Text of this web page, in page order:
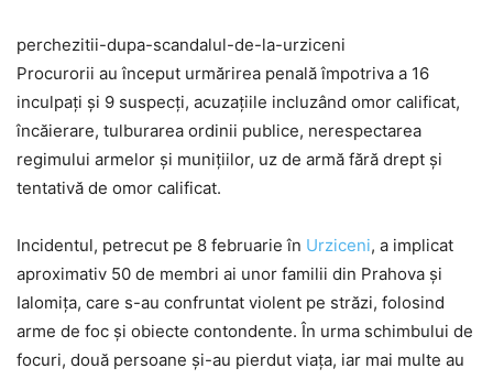
perchezitii-dupa-scandalul-de-la-urziceni
Procurorii au început urmărirea penală împotriva a 16
inculpați și 9 suspecți, acuzațiile incluzând omor calificat,
încăierare, tulburarea ordinii publice, nerespectarea
regimului armelor și munițiilor, uz de armă fără drept și
tentativă de omor calificat.
Incidentul, petrecut pe 8 februarie în Urziceni, a implicat
aproximativ 50 de membri ai unor familii din Prahova și
Ialomița, care s-au confruntat violent pe străzi, folosind
arme de foc și obiecte contondente. În urma schimbului de
focuri, două persoane și-au pierdut viața, iar mai multe au